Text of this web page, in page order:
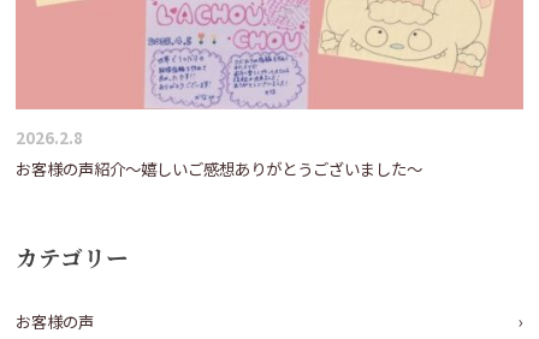
2026.2.8
お客様の声紹介～嬉しいご感想ありがとうございました～
カテゴリー
お客様の声